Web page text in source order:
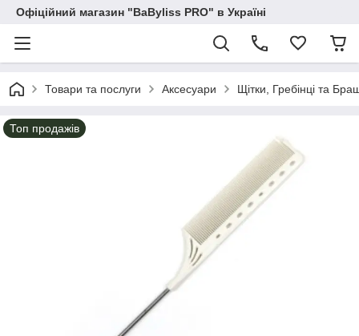
Офіційний магазин "BaByliss PRO" в Україні
Товари та послуги Аксесуари Щітки, Гребінці та
Топ продажів